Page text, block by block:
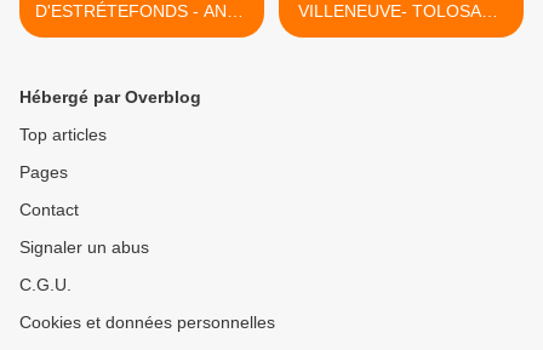
D'ESTRÉTEFONDS - ANNA
CRÉATRICE DE BIJOUX ET
VILLENEUVE- TOLOSANE
>
Hébergé par Overblog
Top articles
Pages
Contact
Signaler un abus
C.G.U.
Cookies et données personnelles